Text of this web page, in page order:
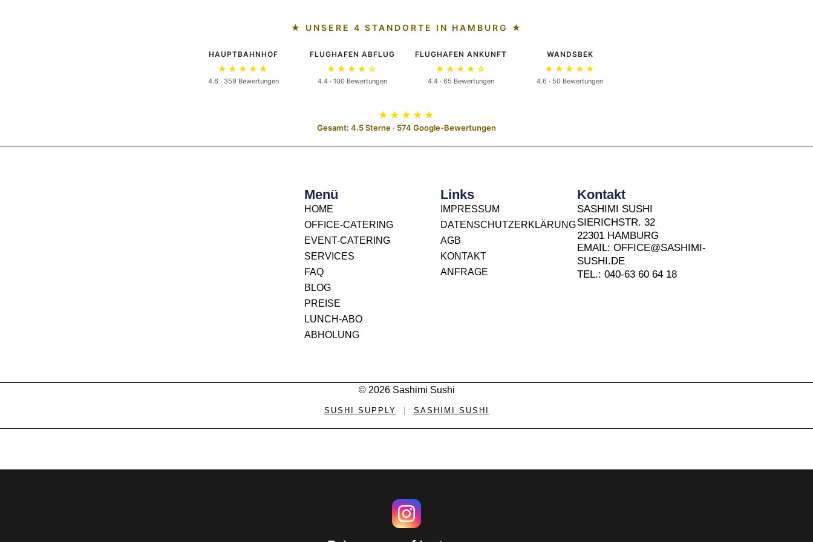
★ UNSERE 4 STANDORTE IN HAMBURG ★
HAUPTBAHNHOF
★★★★★
4.6 · 359 Bewertungen
FLUGHAFEN ABFLUG
★★★★☆
4.4 · 100 Bewertungen
FLUGHAFEN ANKUNFT
★★★★☆
4.4 · 65 Bewertungen
WANDSBEK
★★★★★
4.6 · 50 Bewertungen
★★★★★
Gesamt: 4.5 Sterne · 574 Google-Bewertungen
Menü
HOME
OFFICE-CATERING
EVENT-CATERING
SERVICES
FAQ
BLOG
PREISE
LUNCH-ABO
ABHOLUNG
Links
IMPRESSUM
DATENSCHUTZERKLÄRUNG
AGB
KONTAKT
ANFRAGE
Kontakt
SASHIMI SUSHI
SIERICHSTR. 32
22301 HAMBURG
EMAIL: OFFICE@SASHIMI-
SUSHI.DE
TEL.: 040-63 60 64 18
© 2026 Sashimi Sushi
SUSHI SUPPLY SASHIMI SUSHI